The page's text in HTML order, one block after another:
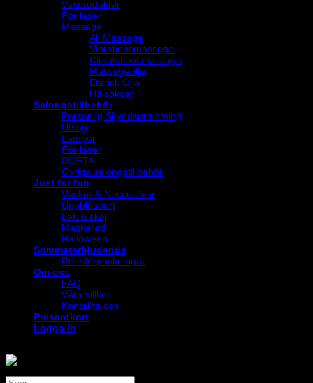
Vaxprodukter
För laser
Massage
All Massage
Vibrationsmassage
Cirkulationsmassage
Massageolja
Eterisk Olja
Hälsokost
Salongstillbehör
Personlig Skyddsutrustning
Utsug
Lampor
För laser
DOFTA
Övriga salongstillbehör
Just for fun
Väskor & Neccesärer
Uppblåsbart
Lek & skoj
Maskerad
Halloween
Sommarerbjudande
Reseförpackningar
Om oss
FAQ
Våra villkor
Kontakta oss
Presentkort
Logga in